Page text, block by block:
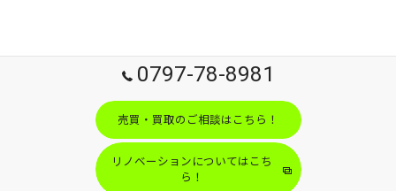
0797-78-8981
売買・買取のご相談はこちら！
リノベーションについてはこち
ら！